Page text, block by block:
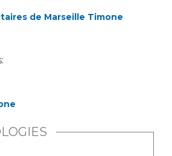
Nord
au Laboratoire d'Infectiologie
Maladies Rares
Maladies Rares
presse
de Marseille Timone